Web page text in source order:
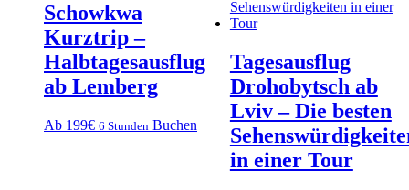
Schowkwa
Kurztrip –
Halbtagesausflug
ab Lemberg
Ab 199€ 6 Stunden Buchen
Tagesausflug
Drohobytsch ab
Lviv – Die besten
in einer Tour